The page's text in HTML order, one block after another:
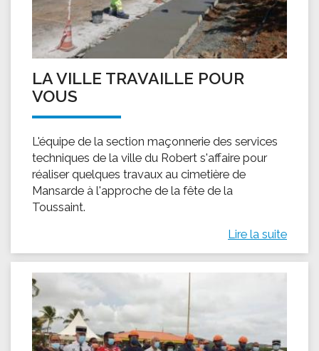
LA VILLE TRAVAILLE POUR
VOUS
L'équipe de la section maçonnerie des services
techniques de la ville du Robert s'affaire pour
réaliser quelques travaux au cimetière de
Mansarde à l'approche de la fête de la
Toussaint.
Lire la suite